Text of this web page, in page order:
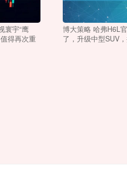
寰宇“鹰
得再次重
博大策略 哈弗H6L
了，升级中型SUV